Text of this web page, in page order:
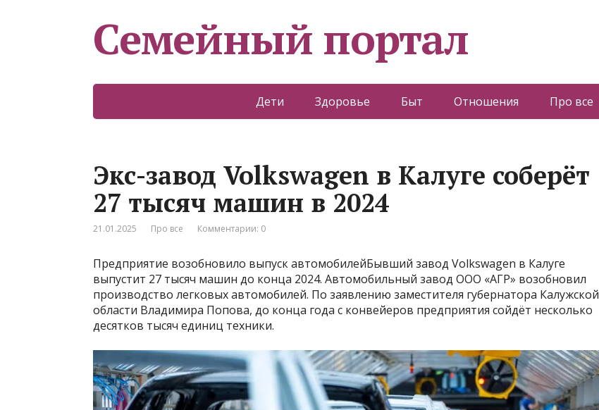
Семейный портал
Дети Здоровье Быт Отношения Про все
Экс-завод Volkswagen в Калуге соберёт
27 тысяч машин в 2024
21.01.2025 Про все Комментарии: 0
Предприятие возобновило выпуск автомобилейБывший завод Volkswagen в Калуге
выпустит 27 тысяч машин до конца 2024. Автомобильный завод ООО «АГР» возобновил
производство легковых автомобилей. По заявлению заместителя губернатора Калужской
области Владимира Попова, до конца года с конвейеров предприятия сойдёт несколько
десятков тысяч единиц техники.